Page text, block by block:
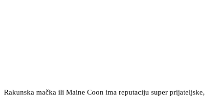
Rakunska mačka ili Maine Coon ima reputaciju super prijateljske,